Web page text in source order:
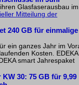
Glasfaserausbau im
Mitteilung der
240 GB für einmalige
ein ganzes Jahr im
Kosten. EDEKA
smart Jahrespaket
30: 75 GB für 9,99